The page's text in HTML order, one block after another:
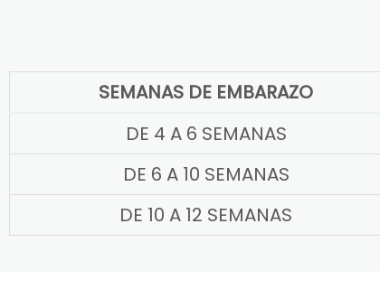
SEMANAS DE EMBARAZO
DE 4 A 6 SEMANAS
DE 6 A 10 SEMANAS
DE 10 A 12 SEMANAS